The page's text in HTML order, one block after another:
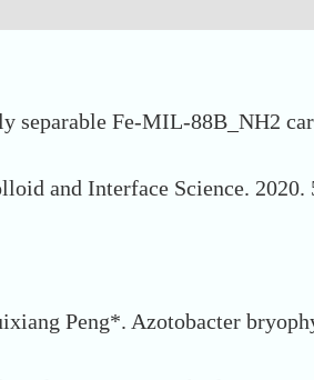
separable Fe-MIL-88B_NH2
and Interface Science. 2020.
Peng*. Azotobacter